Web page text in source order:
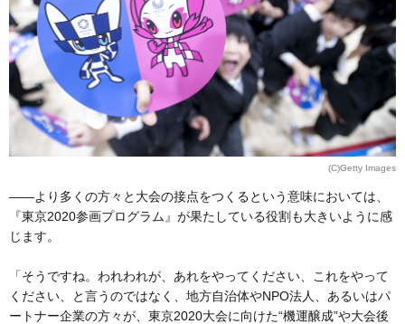
(C)Getty Images
――より多くの方々と大会の接点をつくるという意味においては、
『東京2020参画プログラム』が果たしている役割も大きいように感
じます。
「そうですね。われわれが、あれをやってください、これをやって
ください、と言うのではなく、地方自治体やNPO法人、あるいはパ
ートナー企業の方々が、東京2020大会に向けた“機運醸成”や大会後